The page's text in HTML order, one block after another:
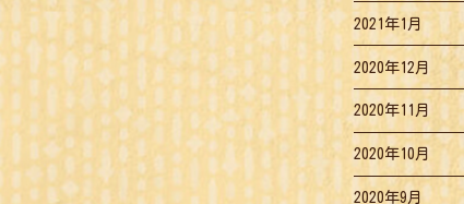
2021年1月
2020年12月
2020年11月
2020年10月
2020年9月